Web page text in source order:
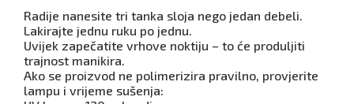
Radije nanesite tri tanka sloja nego jedan debeli.
Lakirajte jednu ruku po jednu.
Uvijek zapečatite vrhove noktiju – to će produljiti
trajnost manikira.
Ako se proizvod ne polimerizira pravilno, provjerite
lampu i vrijeme sušenja: